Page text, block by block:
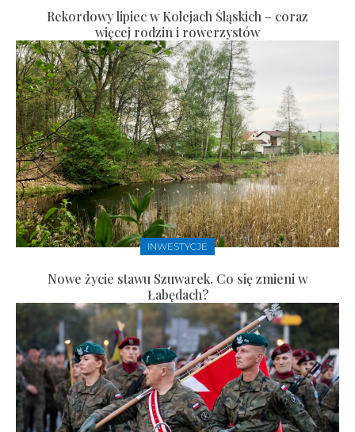
Rekordowy lipiec w Kolejach Śląskich – coraz
więcej rodzin i rowerzystów
INWESTYCJE
Nowe życie stawu Szuwarek. Co się zmieni w
Łabędach?